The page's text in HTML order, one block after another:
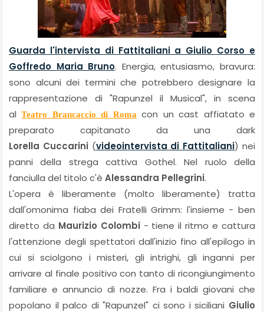
Guarda l'intervista di Fattitaliani a Giulio Corso e
Goffredo Maria Bruno. Energia, entusiasmo, bravura:
sono alcuni dei termini che potrebbero designare la
rappresentazione di "Rapunzel il Musical", in scena
alTeatro Brancaccio di Romacon un cast affiatato e
preparato capitanato da una dark
Lorella Cuccarini(videointervista di Fattitaliani) nei
panni della strega cattiva Gothel. Nel ruolo della
fanciulla del titolo c'è Alessandra Pellegrini.
L'opera è liberamente (molto liberamente) tratta
dall'omonima fiaba dei Fratelli Grimm: l'insieme - ben
diretto da Maurizio Colombi- tiene il ritmo e cattura
l'attenzione degli spettatori dall'inizio fino all'epilogo in
cui si sciolgono i misteri, gli intrighi, gli inganni per
arrivare al finale positivo con tanto di ricongiungimento
familiare e annuncio di nozze. Fra i baldi giovani che
popolano il palco di "Rapunzel" ci sono i siciliani Giulio